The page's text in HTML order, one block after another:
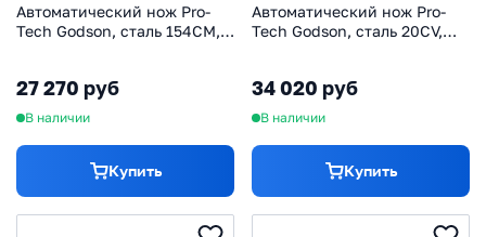
Автоматический нож Pro-
Tech Godson, сталь 154CM,
27 270 руб
В наличии
Купить
Автоматический нож Pro-
Tech Godson, сталь 20CV,
34 020 руб
В наличии
Купить